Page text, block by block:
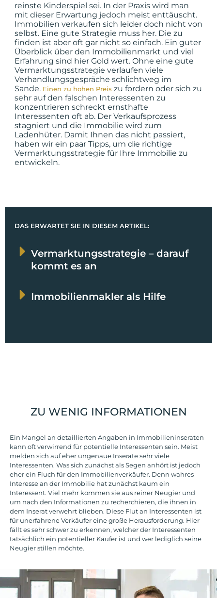
reinste Kinderspiel sei. In der Praxis wird man
mit dieser Erwartung jedoch meist enttäuscht.
Immobilien verkaufen sich leider doch nicht von
selbst. Eine gute Strategie muss her. Die zu
finden ist aber oft gar nicht so einfach. Ein guter
Überblick über den Immobilienmarkt und viel
Erfahrung sind hier Gold wert. Ohne eine gute
Vermarktungsstrategie verlaufen viele
Verhandlungsgespräche schlichtweg im
Sande. Einen zu hohen Preis zu fordern oder sich zu
sehr auf den falschen Interessenten zu
konzentrieren schreckt ernsthafte
Interessenten oft ab. Der Verkaufsprozess
stagniert und die Immobilie wird zum
Ladenhüter. Damit Ihnen das nicht passiert,
haben wir ein paar Tipps, um die richtige
Vermarktungsstrategie für Ihre Immobilie zu
entwickeln.
DAS ERWARTET SIE IN DIESEM ARTIKEL:
Vermarktungsstrategie – darauf
kommt es an
Immobilienmakler als Hilfe
ZU WENIG INFORMATIONEN
Ein Mangel an detaillierten Angaben in Immobilieninseraten
kann oft verwirrend für potentielle Interessenten sein. Meist
melden sich auf eher ungenaue Inserate sehr viele
Interessenten. Was sich zunächst als Segen anhört ist jedoch
eher ein Fluch für den Immobilienverkäufer. Denn wahres
Interesse an der Immobilie hat zunächst kaum ein
Interessent. Viel mehr kommen sie aus reiner Neugier und
um nach den Informationen zu recherchieren, die ihnen in
dem Inserat verwehrt blieben. Diese Flut an Interessenten ist
für unerfahrene Verkäufer eine große Herausforderung. Hier
fällt es sehr schwer zu erkennen, welcher der Interessenten
tatsächlich ein potentieller Käufer ist und wer lediglich seine
Neugier stillen möchte.